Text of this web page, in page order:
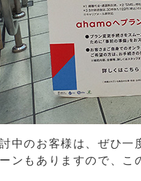
中のお客様は、ぜひ一
ンもありますので、こ